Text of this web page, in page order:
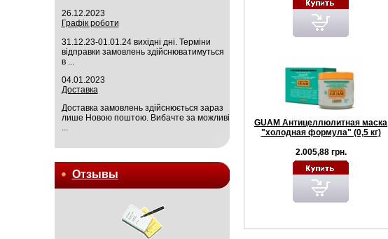
26.12.2023
Графік роботи
31.12.23-01.01.24 вихідні дні. Терміни
відправки замовлень здійснюватимуться
в ...
04.01.2023
Доставка
Доставка замовлень здійснюється зараз
лише Новою поштою. Вибачте за можливі
...
Отзывы
GUAM Антицеллюлитная маска
"холодная формула" (0,5 кг)
2.005,88 грн.